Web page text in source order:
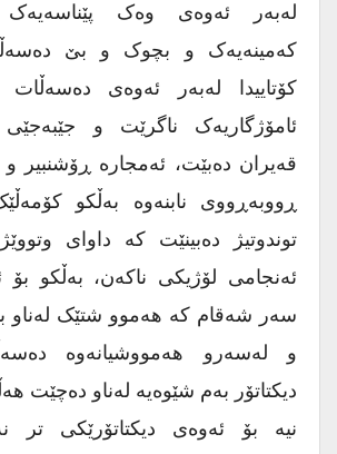
لەبەر ئەوەی وەک پێناسەیەک
کەمینەیەک و بچوک و بێ
کۆتاییدا لەبەر ئەوەی
ئامۆژگاریەک ناگرێت و
قەیران دەبێت، ئەمجارە ڕۆشنبیر و
ڕووبەڕووی نابنەوە بەڵکو
توندوتیژ دەبینێت کە داوای
ئەنجامی لۆژیکی ناکەن، بەڵکو بۆ
سەر شەقام کە هەموو شتێک لەناو
و لەسەرو هەمووشیانەوە
دیکتاتۆر بەم شێوەیە لەناو دەچێت
نیە بۆ ئەوەی دیکتاتۆرێکی تر